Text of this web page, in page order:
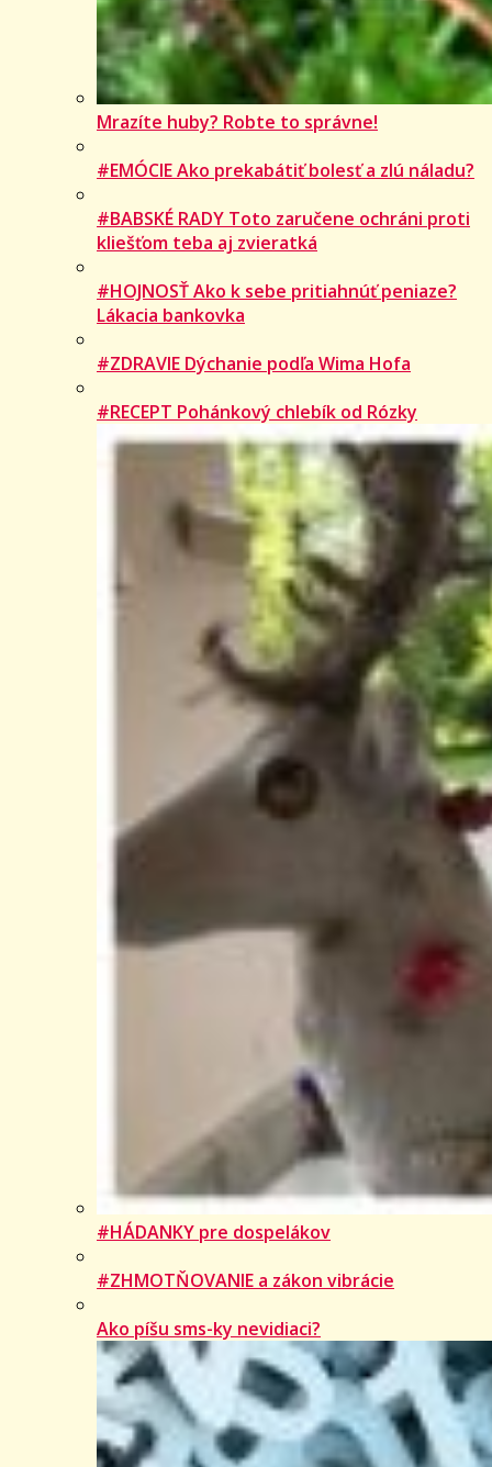
Mrazíte huby? Robte to správne!
#EMÓCIE Ako prekabátiť bolesť a zlú náladu?
#BABSKÉ RADY Toto zaručene ochráni proti
kliešťom teba aj zvieratká
#HOJNOSŤ Ako k sebe pritiahnúť peniaze?
Lákacia bankovka
#ZDRAVIE Dýchanie podľa Wima Hofa
#RECEPT Pohánkový chlebík od Rózky
#HÁDANKY pre dospelákov
#ZHMOTŇOVANIE a zákon vibrácie
Ako píšu sms-ky nevidiaci?